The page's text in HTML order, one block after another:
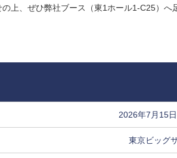
上、ぜひ弊社ブース（東1ホール1-C25）へ
2026年7月15
東京ビッグ